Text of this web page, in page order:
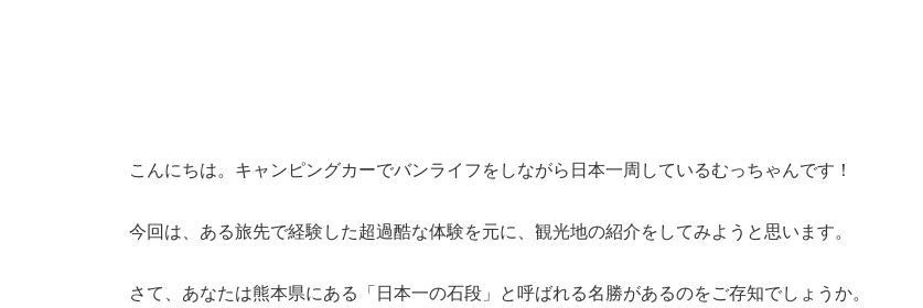
こんにちは。キャンピングカーでバンライフをしながら日本一周しているむっちゃんです！
今回は、ある旅先で経験した超過酷な体験を元に、観光地の紹介をしてみようと思います。
さて、あなたは熊本県にある「日本一の石段」と呼ばれる名勝があるのをご存知でしょうか。